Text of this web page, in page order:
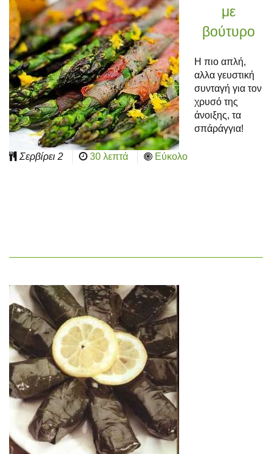
με
βούτυρο
Η πιο απλή,
αλλα γευστική
συνταγή για τον
χρυσό της
άνοιξης, τα
σπάράγγια!
Σερβίρει 2 30 λεπτά Εύκολο